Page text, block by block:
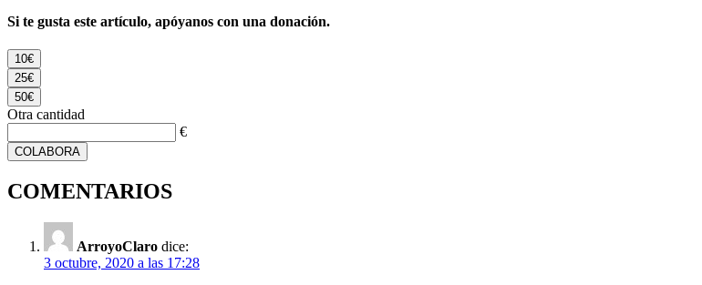
Si te gusta este artículo, apóyanos con una donación.
10€
25€
50€
Otra cantidad
€
COLABORA
COMENTARIOS
ArroyoClaro dice:
3 octubre, 2020 a las 17:28